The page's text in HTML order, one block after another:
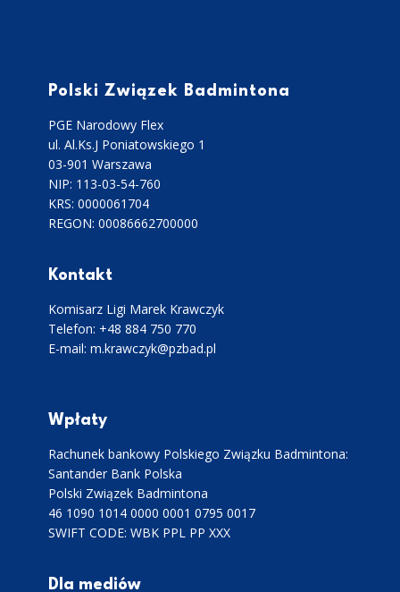
Polski Związek Badmintona
PGE Narodowy Flex
ul. Al.Ks.J Poniatowskiego 1
03-901 Warszawa
NIP: 113-03-54-760
KRS: 0000061704
REGON: 00086662700000
Kontakt
Komisarz Ligi Marek Krawczyk
Telefon: +48 884 750 770
E-mail: m.krawczyk@pzbad.pl
Wpłaty
Rachunek bankowy Polskiego Związku Badmintona:
Santander Bank Polska
Polski Związek Badmintona
46 1090 1014 0000 0001 0795 0017
SWIFT CODE: WBK PPL PP XXX
Dla mediów